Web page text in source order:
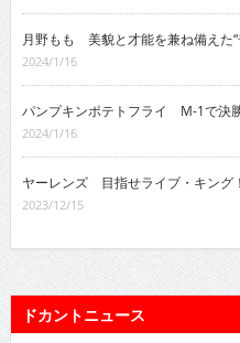
月野もも 美貌と才能を兼ね備えた“
2024/1/16
パンプキンポテトフライ M-1で決
2024/1/16
ヤーレンズ 目指せライブ・キング
2023/12/15
ドカントニュース